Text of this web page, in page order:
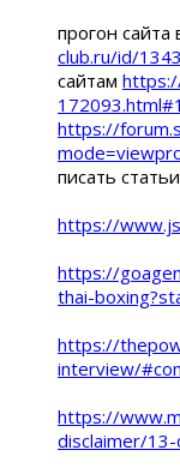
прогон сайта
club.ru/id/
сайтам
https://
писать
https://
https://
thai-
https://
interview/
https://
disclaimer/